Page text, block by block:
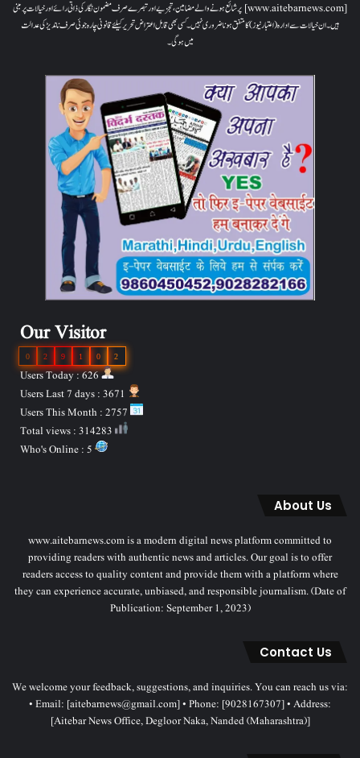
[www.aitebarnews.com] پر شائع ہونے والے مضامین، تجزیے اور تبصرے صرف مضمون نگار کی ذاتی رائے اور خیالات پر مبنی
ہیں۔ ان خیالات سے ادارہ (اعتبار نیوز) کا متفق ہونا ضروری نہیں۔ کسی بھی قابل اعتراض تحریر کیلئے قانونی چارہ جوئی صرف ناندیڑ کی عدالت
میں ہوگی۔
Our Visitor
2
0
1
9
2
0
Users Today : 626
About Us
www.aitebarnews.com is a modern digital news platform committed to
providing readers with authentic news and articles. Our goal is to offer
readers access to quality content and provide them with a platform where
they can experience accurate, unbiased, and responsible journalism. (Date of
Publication: September 1, 2023)
Contact Us
We welcome your feedback, suggestions, and inquiries. You can reach us via:
• Email: [aitebarnews@gmail.com] • Phone: [9028167307] • Address:
[Aitebar News Office, Degloor Naka, Nanded (Maharashtra)]